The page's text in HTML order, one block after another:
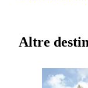
Altre